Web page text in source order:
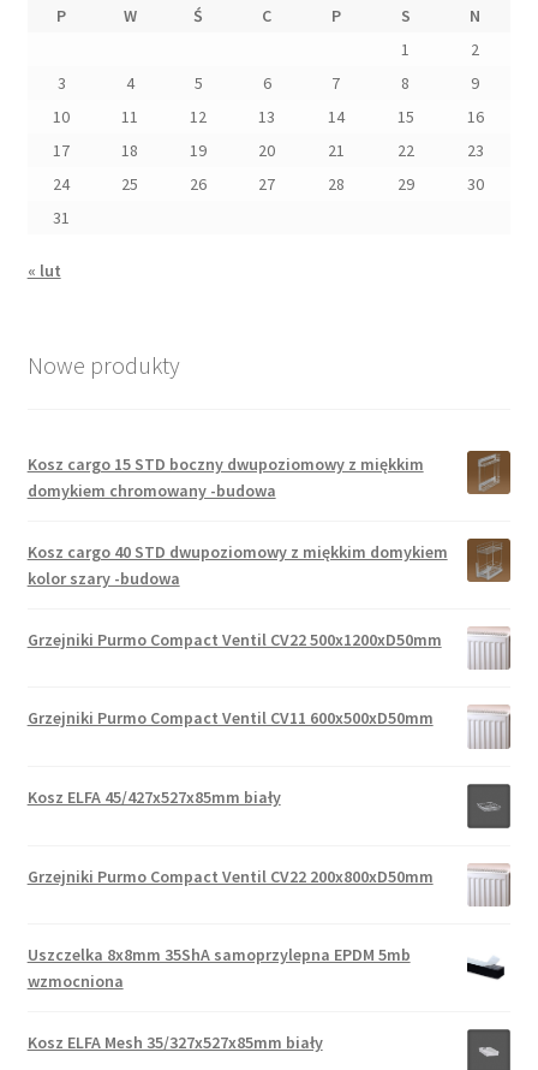
P W Ś C P S
N
1
2
3
4 5 6 7 8
9
10
11 12 13 14 15
16
17
18 19 20 21 22
23
24
25 26 27 28 29
30
31
« lut
Nowe produkty
Kosz cargo 15 STD boczny dwupoziomowy z miękkim
domykiem chromowany -budowa
Kosz cargo 40 STD dwupoziomowy z miękkim domykiem
kolor szary -budowa
Grzejniki Purmo Compact Ventil CV22 500x1200xD50mm
Grzejniki Purmo Compact Ventil CV11 600x500xD50mm
Kosz ELFA 45/427x527x85mm biały
Grzejniki Purmo Compact Ventil CV22 200x800xD50mm
Uszczelka 8x8mm 35ShA samoprzylepna EPDM 5mb
wzmocniona
Kosz ELFA Mesh 35/327x527x85mm biały